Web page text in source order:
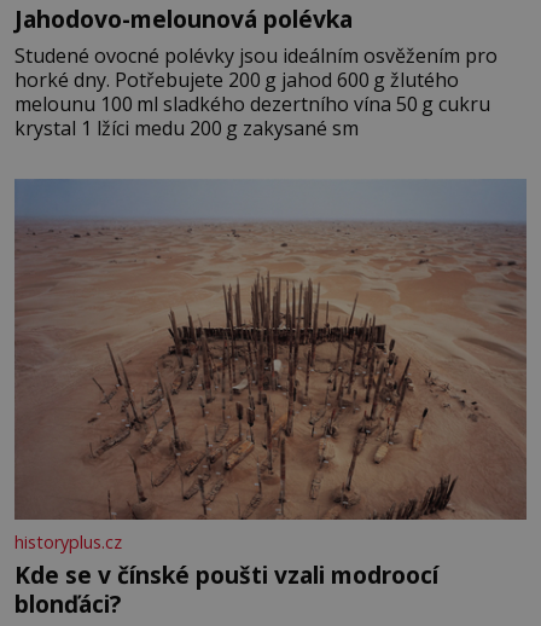
Jahodovo-melounová polévka
Studené ovocné polévky jsou ideálním osvěžením pro
horké dny. Potřebujete 200 g jahod 600 g žlutého
melounu 100 ml sladkého dezertního vína 50 g cukru
krystal 1 lžíci medu 200 g zakysané sm
historyplus.cz
Kde se v čínské poušti vzali modroocí
blonďáci?